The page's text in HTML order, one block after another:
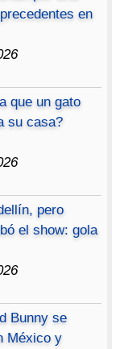
en
que un gato
su casa?
pero
el show: gola
Bunny se
México y